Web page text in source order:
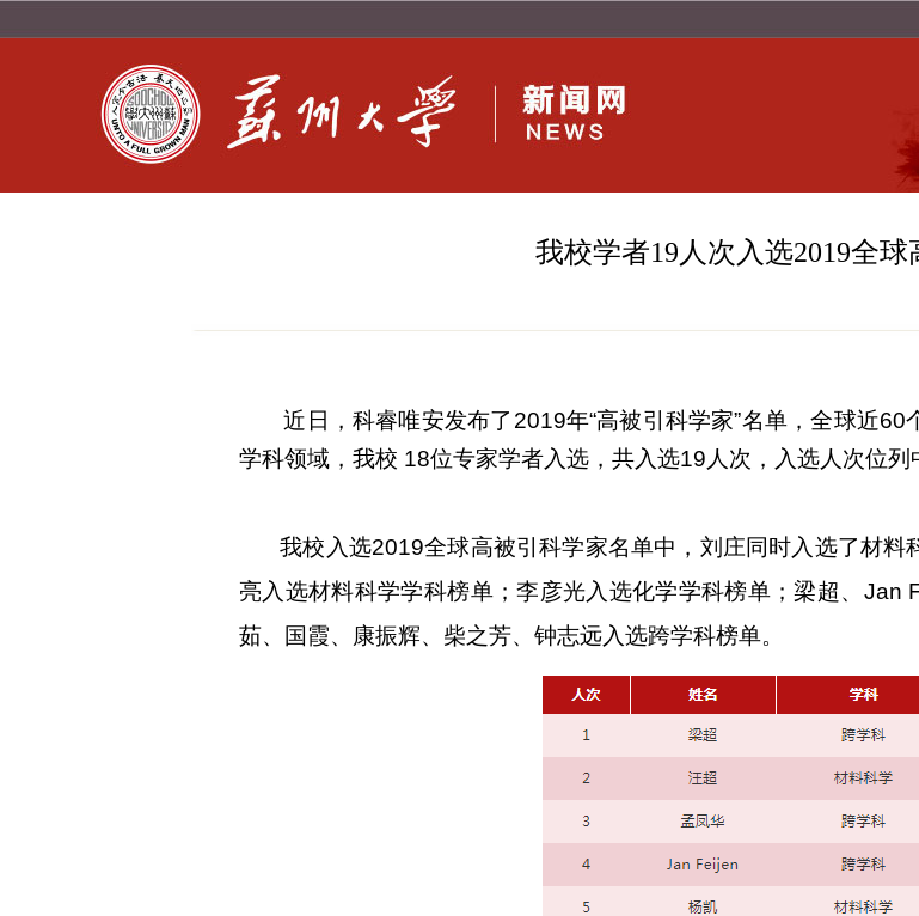
我校学者19人次入选2019全
近日，科睿唯安发布了 2019年“高被引科学家”名单，全球近60
学科领域，我校 18位专家学者入选，共入选19 人次，入选人次位列
我校入选2019全球高被引科学家名单中，刘庄同时入选了材
亮入选材料科学学科榜单；李彦光入选化学学科榜单；梁超、 Jan
茹、国霞、康振辉、柴之芳、钟志远入选跨学科榜单。